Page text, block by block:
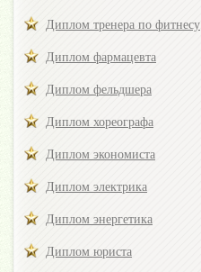
Диплом тренера по фитнесу
Диплом фармацевта
Диплом фельдшера
Диплом хореографа
Диплом экономиста
Диплом электрика
Диплом энергетика
Диплом юриста